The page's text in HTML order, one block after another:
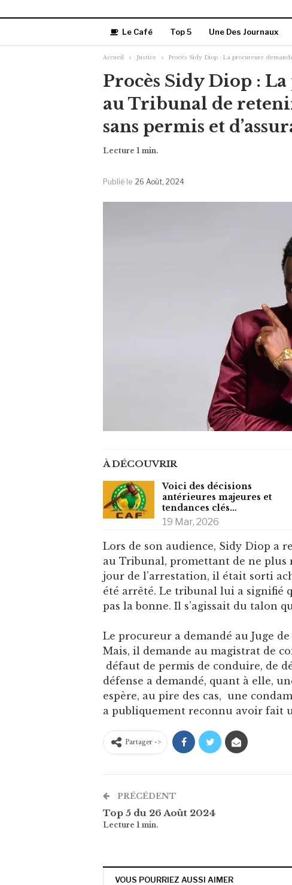
Le Café Top 5 Une Des Journaux
Accueil Justice Procès Sidy Diop : La procureure
Procès Sidy Diop :
au Tribunal de
sans permis et
Publié le 26 Août, 2024
À DÉCOUVRIR
Voici des décisions
antérieures majeures et
tendances clés…
19 Mar, 2026
Lors de son audience, Sidy Diop a
au Tribunal, promettant de ne plus
jour de l’arrestation, il était sorti
été arrêté. Le tribunal lui a signifié
pas la bonne. Il s’agissait du talon
Le procureur a demandé au Juge
Mais, il demande au magistrat de
défaut de permis de conduire, de
défense a demandé, quant à elle,
espère, au pire des cas, une
a publiquement reconnu avoir fait
Partager ->
PRÉCÉDENT
Top 5 du 26 Août 2024
VOUS POURRIEZ AUSSI AIMER